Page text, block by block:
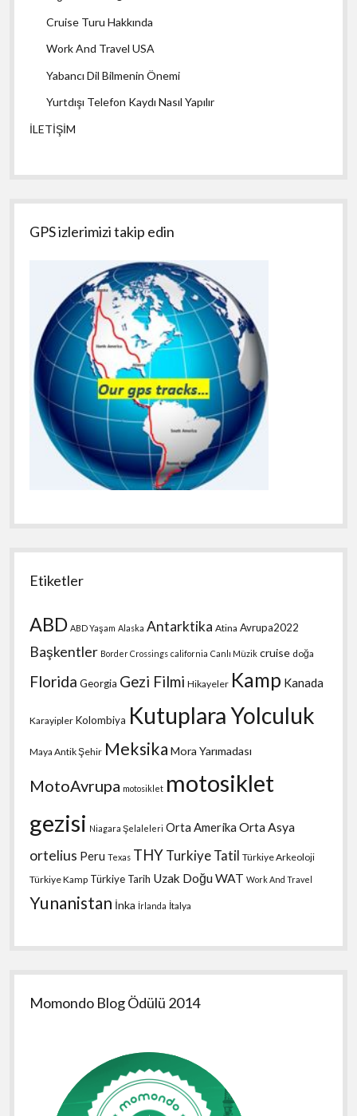
Cruise Turu Hakkında
Work And Travel USA
Yabancı Dil Bilmenin Önemi
Yurtdışı Telefon Kaydı Nasıl Yapılır
İLETİŞİM
GPS izlerimizi takip edin
Etiketler
ABD ABD Yaşam Alaska Antarktika Atina Avrupa2022
Başkentler Border Crossings california Canlı Müzik cruise doğa
Florida Georgia Gezi Filmi Hikayeler Kamp Kanada
Karayipler Kolombiya Kutuplara Yolculuk
Maya Antik Şehir Meksika Mora Yarımadası
MotoAvrupa motosiklet motosiklet
gezisi Niagara Şelaleleri Orta Amerika Orta Asya
ortelius Peru Texas THYTurkiye Tatil Türkiye Arkeoloji
Türkiye Kamp Türkiye Tarih Uzak DoğuWAT Work And Travel
Yunanistan İnka İrlanda İtalya
Momondo Blog Ödülü 2014